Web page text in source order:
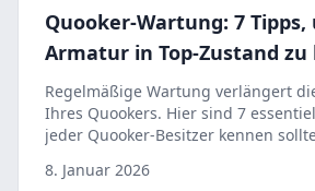
Quooker-Wartung: 7
Armatur in Top-Zustand
Regelmäßige Wartung verlängert
Ihres Quookers. Hier sind 7
jeder Quooker-Besitzer kennen
8. Januar 2026